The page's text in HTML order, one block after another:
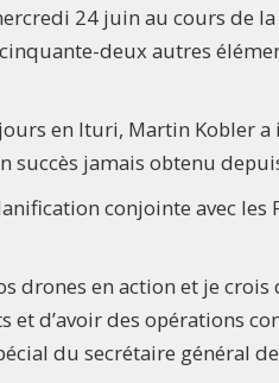
24 juin au cours de
deux autres
en Ituri, Martin Kobler
succès jamais obtenu
conjointe avec les
drones en action et je
et d’avoir des opérations
du secrétaire général